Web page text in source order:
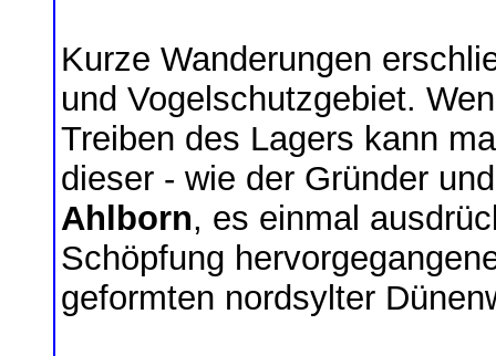
Kurze Wanderungen
und Vogelschutzgebiet.
Treiben des Lagers kann
dieser - wie der Gründer
Ahlborn, es einmal
Schöpfung
geformten nordsylter